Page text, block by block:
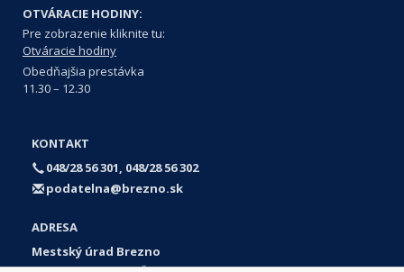
OTVÁRACIE HODINY:
Pre zobrazenie kliknite tu:
Otváracie hodiny
Obedňajšia prestávka
11.30 – 12.30
KONTAKT
048/28 56 301, 048/28 56 302
podatelna@brezno.sk
ADRESA
Mestský úrad Brezno